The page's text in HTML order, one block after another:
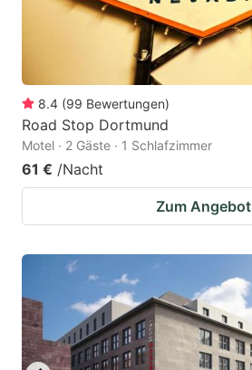
8.4 (99 Bewertungen)
Road Stop Dortmund
Motel · 2 Gäste · 1 Schlafzimmer
61 € /Nacht
Zum Angebot